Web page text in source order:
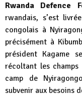
Rwanda Defence
rwandais, s’est
congolais à
précisément à
président Kagame
récoltant les champs
camp de
subvenir aux besoins